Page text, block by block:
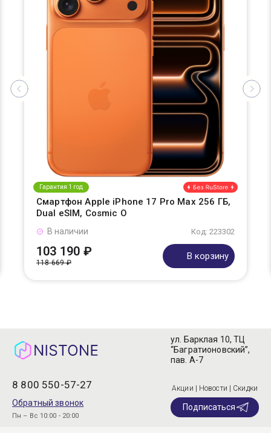
Гарантия 1 год
Смартфон Apple iPhone 17 Pro Max 256 ГБ,
Dual eSIM, Cosmic O
Код: 223302
В наличии
103 190 ₽
118 669 ₽
В корзину
8 800 550-57-27
Обратный звонок
Пн – Вс 10:00 - 20:00
ул. Барклая 10, ТЦ
“Багратионовский”,
пав. А-7
Акции | Новости | Скидки
Подписаться